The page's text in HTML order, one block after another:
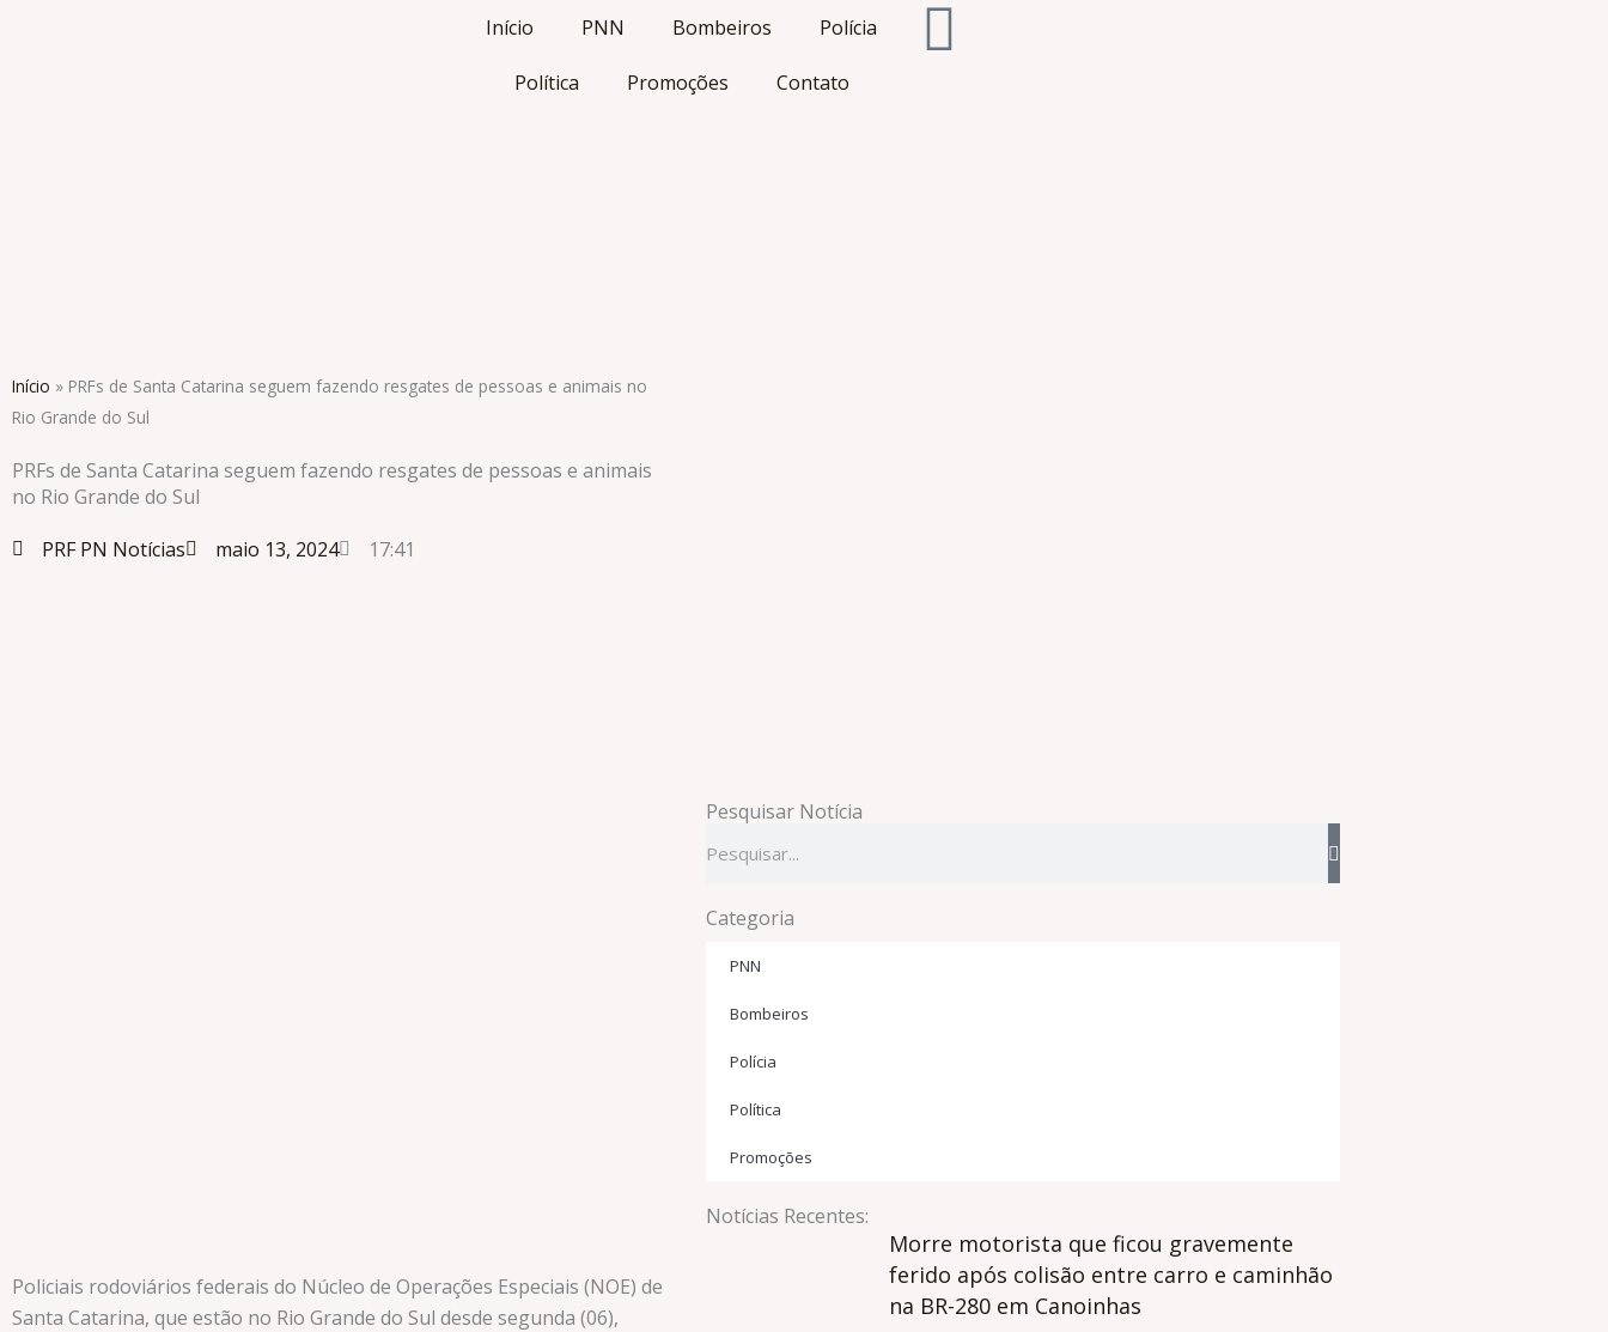
Início PNN Bombeiros Polícia
Política Promoções Contato
Início » PRFs de Santa Catarina seguem fazendo resgates de pessoas e animais no
Rio Grande do Sul
PRFs de Santa Catarina seguem fazendo resgates de pessoas e animais
no Rio Grande do Sul
PRFPN Notícias maio 13, 2024 17:41
Policiais rodoviários federais do Núcleo de Operações Especiais (NOE) de
Santa Catarina, que estão no Rio Grande do Sul desde segunda (06),
Pesquisar Notícia
Categoria
PNN
Bombeiros
Polícia
Política
Promoções
Notícias Recentes:
Morre motorista que ficou gravemente
ferido após colisão entre carro e caminhão
na BR-280 em Canoinhas